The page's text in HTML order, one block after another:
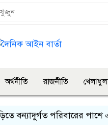
অর্থনীতি রাজনীতি
পরিবারের পাশে